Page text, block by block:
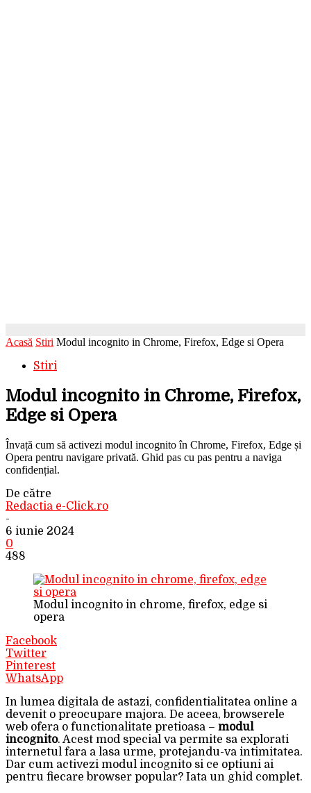
Acasă Stiri Modul incognito in Chrome, Firefox, Edge si Opera
Stiri
Modul incognito in Chrome, Firefox,
Edge si Opera
Învață cum să activezi modul incognito în Chrome, Firefox, Edge și
Opera pentru navigare privată. Ghid pas cu pas pentru a naviga
confidențial.
De către
Redactia e-Click.ro
-
6 iunie 2024
0
488
Modul incognito in chrome, firefox, edge si
opera
Facebook
Twitter
Pinterest
WhatsApp
In lumea digitala de astazi, confidentialitatea online a
devenit o preocupare majora. De aceea, browserele
web ofera o functionalitate pretioasa – modul
incognito. Acest mod special va permite sa explorati
internetul fara a lasa urme, protejandu-va intimitatea.
Dar cum activezi modul incognito si ce optiuni ai
pentru fiecare browser popular? Iata un ghid complet.